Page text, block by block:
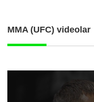
MMA (UFC) videolar